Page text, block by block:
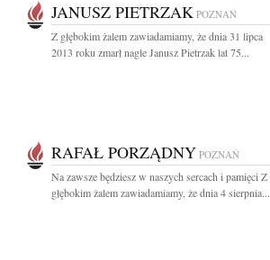
JANUSZ PIETRZAK POZNAŃ
Z głębokim żalem zawiadamiamy, że dnia 31 lipca
2013 roku zmarł nagle Janusz Pietrzak lat 75...
RAFAŁ PORZĄDNY POZNAŃ
Na zawsze będziesz w naszych sercach i pamięci Z
głębokim żalem zawiadamiamy, że dnia 4 sierpnia...